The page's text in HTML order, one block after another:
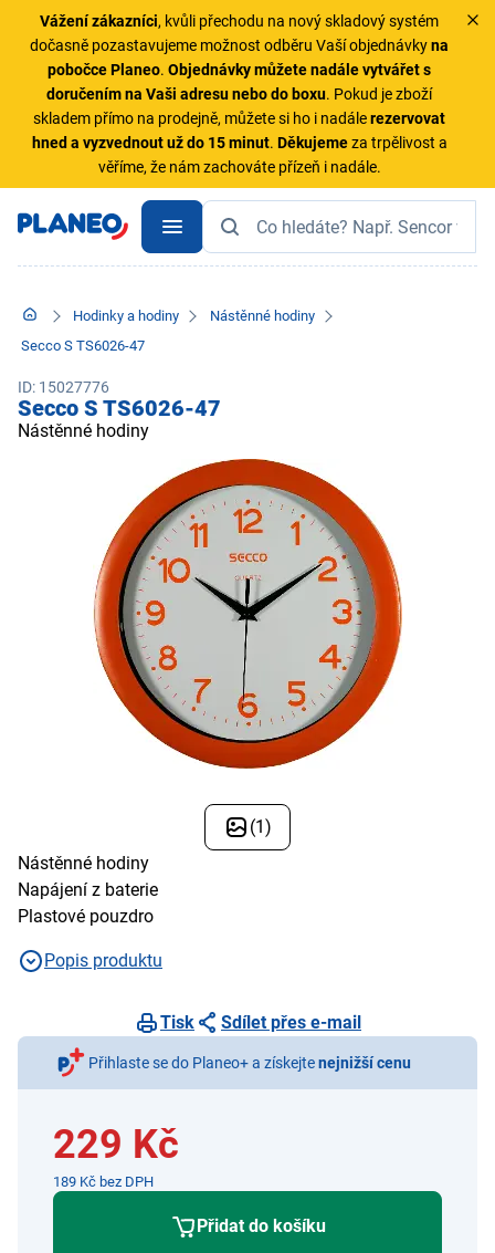
Vážení zákazníci, kvůli přechodu na nový skladový systém
dočasně pozastavujeme možnost odběru Vaší objednávkyna
pobočce Planeo.Objednávky můžete nadále vytvářet s
doručením na Vaši adresu nebo do boxu. Pokud je zboží
skladem přímo na prodejně, můžete si ho i nadálerezervovat
hned a vyzvednout už do 15 minut. Děkujemeza trpělivost a
věříme, že nám zachováte přízeň i nadále.
Hodinky a hodiny
Nástěnné hodiny
Secco S TS6026-47
ID: 15027776
Secco S TS6026-47
Nástěnné hodiny
(1)
Nástěnné hodiny
Napájení z baterie
Plastové pouzdro
Popis produktu
Tisk Sdílet přes e-mail
Přihlaste se do Planeo+ a získejtenejnižší cenu
229 Kč
189 Kč bez DPH
Přidat do košíku